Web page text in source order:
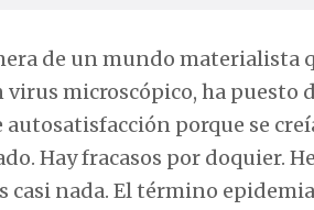
de un mundo materialista
microscópico, ha puesto
porque se
Hay fracasos por doquier.
casi nada. El término